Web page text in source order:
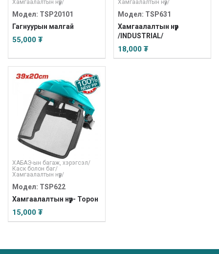
Хамгаалалтын нүүр/
Модел: TSP20101
Гагнуурын малгай
55,000 ₮
Хамгаалалтын нүүр/
Модел: TSP631
Хамгаалалтын нүүр
/INDUSTRIAL/
18,000 ₮
ХАБАЭ-ын багаж, хэрэгсэл/
Каск болон баг/
Хамгаалалтын нүүр/
Модел: TSP622
Хамгаалалтын нүүр- Торон
15,000 ₮